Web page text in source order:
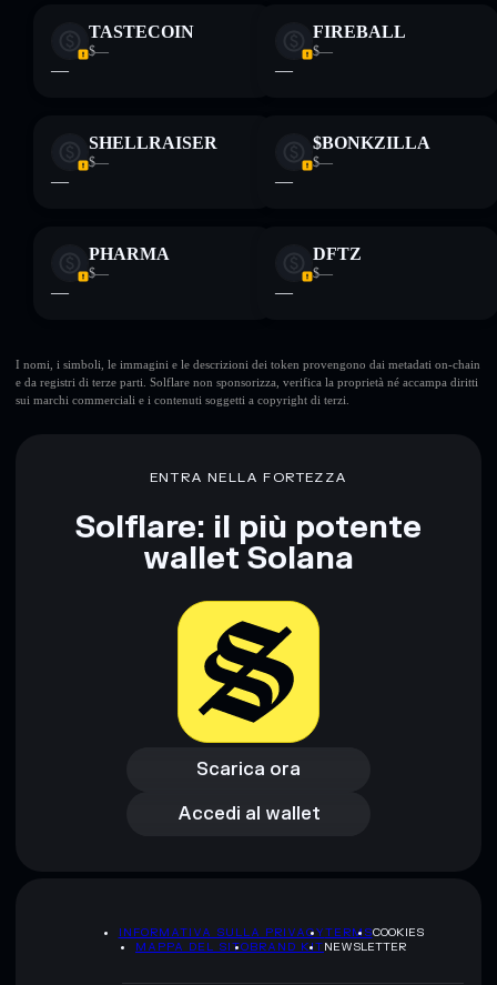
TASTECOIN
$—
—
FIREBALL
$—
—
SHELLRAISER
$—
—
$BONKZILLA
$—
—
PHARMA
$—
—
DFTZ
$—
—
I nomi, i simboli, le immagini e le descrizioni dei token provengono dai metadati on-chain
e da registri di terze parti. Solflare non sponsorizza, verifica la proprietà né accampa diritti
sui marchi commerciali e i contenuti soggetti a copyright di terzi.
ENTRA NELLA FORTEZZA
Solflare: il più potente
wallet Solana
Scarica ora
Scarica ora
Accedi al wallet
Accedi al wallet
INFORMATIVA SULLA PRIVACYTERMSCOOKIES
MAPPA DEL SITOBRAND KITNEWSLETTER